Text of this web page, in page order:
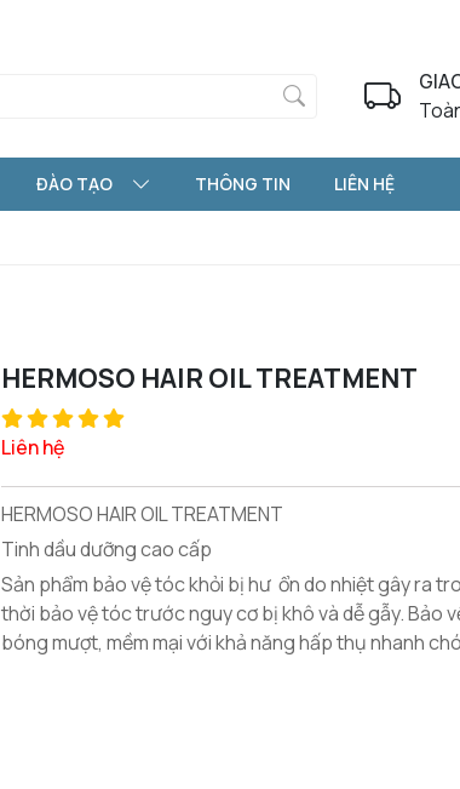
ĐÀO TẠO THÔNG TIN LIÊN HỆ
HERMOSO HAIR OIL TREATMENT
Liên hệ
HERMOSO HAIR OIL TREATMENT
Tinh dầu dưỡng cao cấp
Sản phẩm bảo vệ tóc khỏi bị hư ổn do nhiệt gây ra
thời bảo vệ tóc trước nguy cơ bị khô và dễ gẫy. Bảo
bóng mượt, mềm mại với khả năng hấp thụ nhanh